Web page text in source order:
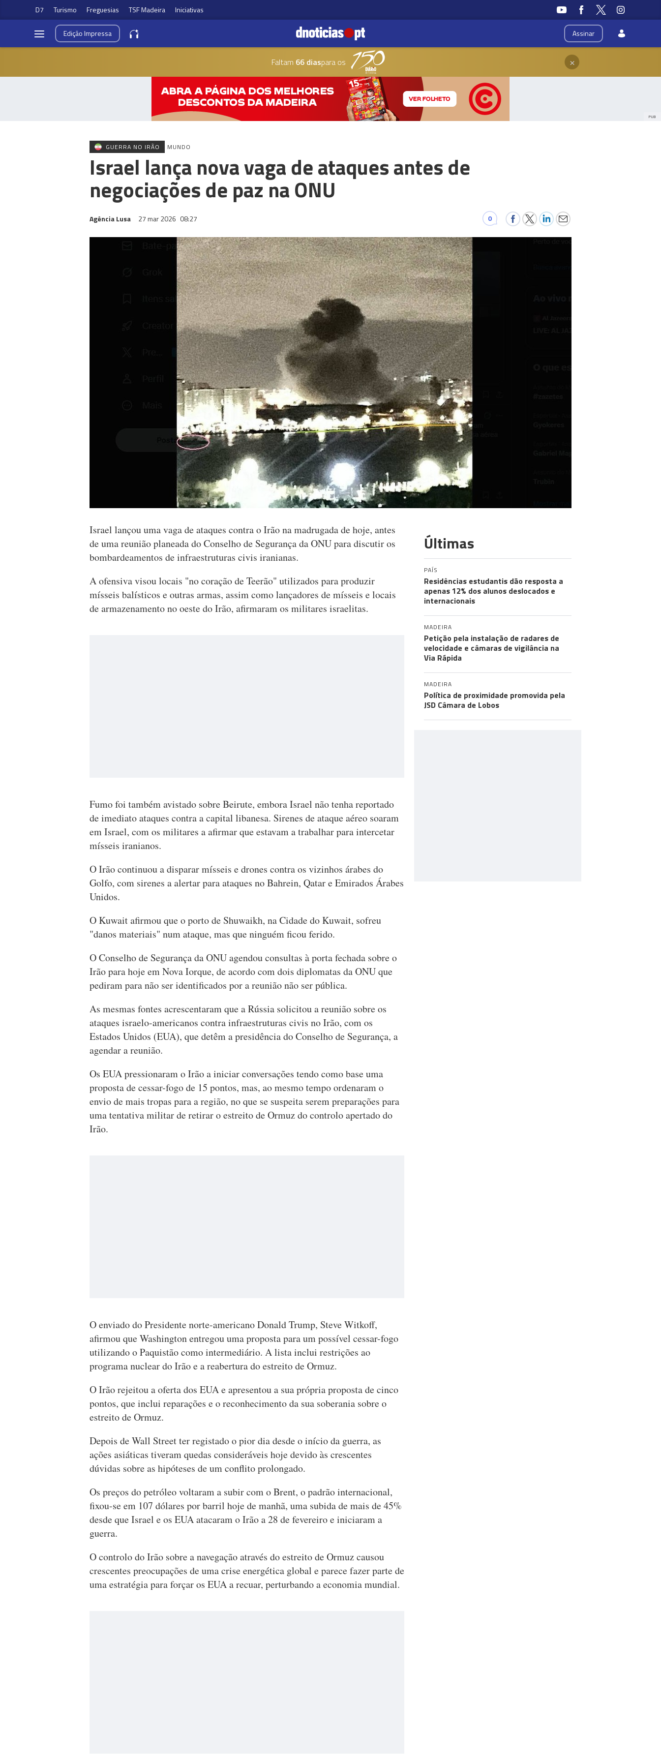
D7 Turismo Freguesias TSF Madeira Iniciativas
Assinar
EdiçãoImpressa
Faltam 66 diaspara os ×
PUB
GUERRA NO IRÃO MUNDO
Israel lança nova vaga de ataques antes de
negociações de paz na ONU
Agência Lusa 27 mar 2026 08:27 0
Israel lançou uma vaga de ataques contra o Irão na madrugada de hoje, antes
de uma reunião planeada do Conselho de Segurança da ONU para discutir os
bombardeamentos de infraestruturas civis iranianas.
A ofensiva visou locais "no coração de Teerão" utilizados para produzir
mísseis balísticos e outras armas, assim como lançadores de mísseis e locais
de armazenamento no oeste do Irão, afirmaram os militares israelitas.
Fumo foi também avistado sobre Beirute, embora Israel não tenha reportado
de imediato ataques contra a capital libanesa. Sirenes de ataque aéreo soaram
em Israel, com os militares a afirmar que estavam a trabalhar para intercetar
mísseis iranianos.
O Irão continuou a disparar mísseis e drones contra os vizinhos árabes do
Golfo, com sirenes a alertar para ataques no Bahrein, Qatar e Emirados Árabes
Unidos.
O Kuwait afirmou que o porto de Shuwaikh, na Cidade do Kuwait, sofreu
"danos materiais" num ataque, mas que ninguém ficou ferido.
O Conselho de Segurança da ONU agendou consultas à porta fechada sobre o
Irão para hoje em Nova Iorque, de acordo com dois diplomatas da ONU que
pediram para não ser identificados por a reunião não ser pública.
As mesmas fontes acrescentaram que a Rússia solicitou a reunião sobre os
ataques israelo-americanos contra infraestruturas civis no Irão, com os
Estados Unidos (EUA), que detêm a presidência do Conselho de Segurança, a
agendar a reunião.
Os EUA pressionaram o Irão a iniciar conversações tendo como base uma
proposta de cessar-fogo de 15 pontos, mas, ao mesmo tempo ordenaram o
envio de mais tropas para a região, no que se suspeita serem preparações para
uma tentativa militar de retirar o estreito de Ormuz do controlo apertado do
Irão.
O enviado do Presidente norte-americano Donald Trump, Steve Witkoff,
afirmou que Washington entregou uma proposta para um possível cessar-fogo
utilizando o Paquistão como intermediário. A lista inclui restrições ao
programa nuclear do Irão e a reabertura do estreito de Ormuz.
O Irão rejeitou a oferta dos EUA e apresentou a sua própria proposta de cinco
pontos, que inclui reparações e o reconhecimento da sua soberania sobre o
estreito de Ormuz.
Depois de Wall Street ter registado o pior dia desde o início da guerra, as
ações asiáticas tiveram quedas consideráveis hoje devido às crescentes
dúvidas sobre as hipóteses de um conflito prolongado.
Os preços do petróleo voltaram a subir com o Brent, o padrão internacional,
fixou-se em 107 dólares por barril hoje de manhã, uma subida de mais de 45%
desde que Israel e os EUA atacaram o Irão a 28 de fevereiro e iniciaram a
guerra.
O controlo do Irão sobre a navegação através do estreito de Ormuz causou
crescentes preocupações de uma crise energética global e parece fazer parte de
uma estratégia para forçar os EUA a recuar, perturbando a economia mundial.
Últimas
PAÍS
Residências estudantis dão resposta a
apenas 12% dos alunos deslocados e
internacionais
MADEIRA
Petição pela instalação de radares de
velocidade e câmaras de vigilância na
Via Rápida
MADEIRA
Política de proximidade promovida pela
JSD Câmara de Lobos